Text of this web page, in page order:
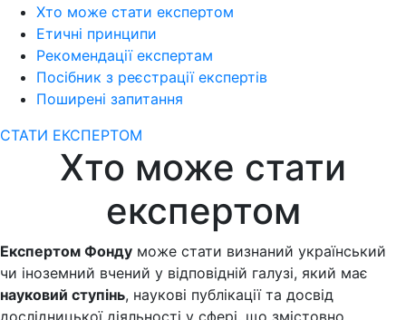
Хто може стати експертом
Етичні принципи
Рекомендації експертам
Посібник з реєстрації експертів
Поширені запитання
СТАТИ ЕКСПЕРТОМ
Хто може стати
експертом
Експертом Фонду може стати визнаний український
чи іноземний вчений у відповідній галузі, який має
науковий ступінь, наукові публікації та досвід
дослідницької діяльності у сфері, що змістовно